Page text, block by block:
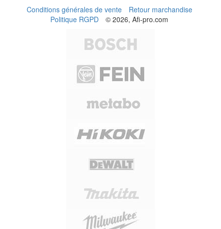
Conditions générales de vente
Retour marchandise
Politique RGPD
© 2026, Afi-pro.com